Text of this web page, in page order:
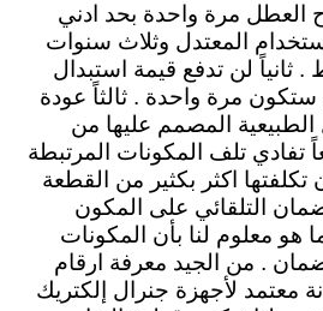
العطل مرة واحدة بحد ادني
المعتدل وثلاث سنوات
ثانياً لن تدفع قيمة استبدال
ستكون مرة واحدة . ثالثاً عودة
الطبيعية المصمم عليها من
تفادي تلف المكونات المرتبطة
تكلفتها اكثر بكثير من القطعة
التلقائي على المكون
هو معلوم لنا بأن المكونات
ضمان . من الجيد معرفة ارقام
معتمد لأجهزة جنرال إلكتريك